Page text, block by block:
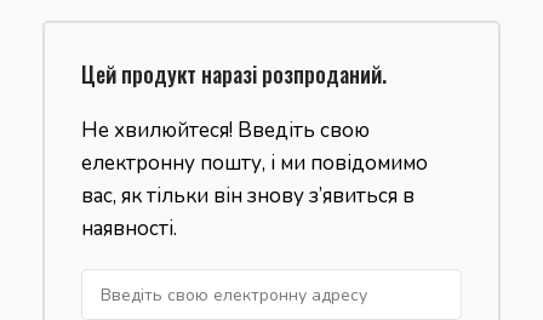
Цей продукт наразі розпроданий.
Не хвилюйтеся! Введіть свою
електронну пошту, і ми повідомимо
вас, як тільки він знову з’явиться в
наявності.